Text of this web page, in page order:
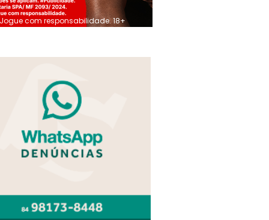
Jogue com responsabilidade. 18+